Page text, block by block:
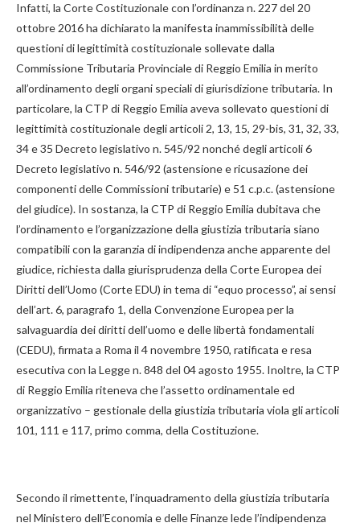
Infatti, la Corte Costituzionale con l’ordinanza n. 227 del 20
ottobre 2016 ha dichiarato la manifesta inammissibilità delle
questioni di legittimità costituzionale sollevate dalla
Commissione Tributaria Provinciale di Reggio Emilia in merito
all’ordinamento degli organi speciali di giurisdizione tributaria. In
particolare, la CTP di Reggio Emilia aveva sollevato questioni di
legittimità costituzionale degli articoli 2, 13, 15, 29-bis, 31, 32, 33,
34 e 35 Decreto legislativo n. 545/92 nonché degli articoli 6
Decreto legislativo n. 546/92 (astensione e ricusazione dei
componenti delle Commissioni tributarie) e 51 c.p.c. (astensione
del giudice). In sostanza, la CTP di Reggio Emilia dubitava che
l’ordinamento e l’organizzazione della giustizia tributaria siano
compatibili con la garanzia di indipendenza anche apparente del
giudice, richiesta dalla giurisprudenza della Corte Europea dei
Diritti dell’Uomo (Corte EDU) in tema di “equo processo”, ai sensi
dell’art. 6, paragrafo 1, della Convenzione Europea per la
salvaguardia dei diritti dell’uomo e delle libertà fondamentali
(CEDU), firmata a Roma il 4 novembre 1950, ratificata e resa
esecutiva con la Legge n. 848 del 04 agosto 1955. Inoltre, la CTP
di Reggio Emilia riteneva che l’assetto ordinamentale ed
organizzativo – gestionale della giustizia tributaria viola gli articoli
101, 111 e 117, primo comma, della Costituzione.
Secondo il rimettente, l’inquadramento della giustizia tributaria
nel Ministero dell’Economia e delle Finanze lede l’indipendenza